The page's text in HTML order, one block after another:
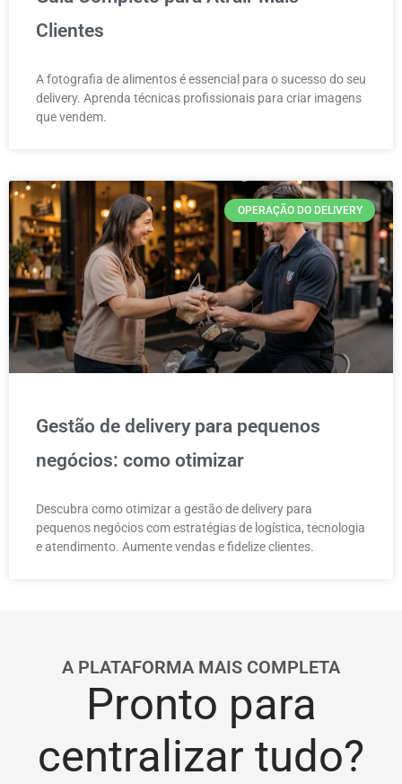
Clientes
A fotografia de alimentos é essencial para o sucesso do seu
delivery. Aprenda técnicas profissionais para criar imagens
que vendem.
OPERAÇÃO DO DELIVERY
Gestão de delivery para pequenos
negócios: como otimizar
Descubra como otimizar a gestão de delivery para
pequenos negócios com estratégias de logística, tecnologia
e atendimento. Aumente vendas e fidelize clientes.
A PLATAFORMA MAIS COMPLETA
Pronto para
centralizar tudo?